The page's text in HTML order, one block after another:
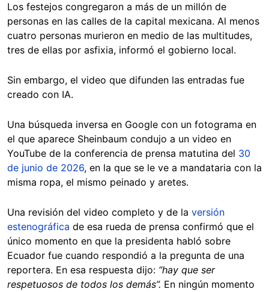
Los festejos congregaron a más de un millón de
personas en las calles de la capital mexicana. Al menos
cuatro personas murieron en medio de las multitudes,
tres de ellas por asfixia, informó el gobierno local.
Sin embargo, el video que difunden las entradas fue
creado con IA.
Una búsqueda inversa en Google con un fotograma en
el que aparece Sheinbaum condujo a un video en
YouTube de la conferencia de prensa matutina del 30
de junio de 2026, en la que se le ve a mandataria con la
misma ropa, el mismo peinado y aretes.
Una revisión del video completo y de la versión
estenográfica de esa rueda de prensa confirmó que el
único momento en que la presidenta habló sobre
Ecuador fue cuando respondió a la pregunta de una
reportera. En esa respuesta dijo: “hay que ser
respetuosos de todos los demás”. En ningún momento